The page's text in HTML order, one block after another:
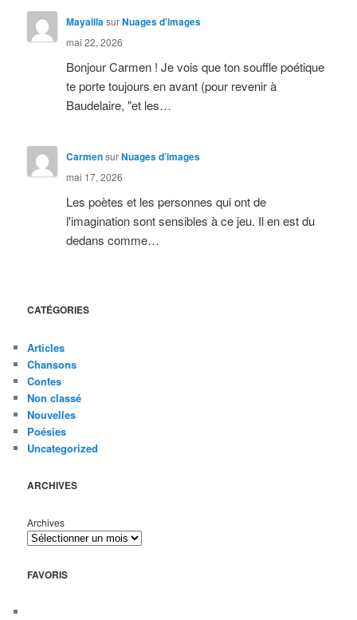
MayalilasurNuages d’images
mai 22, 2026
Bonjour Carmen ! Je vois que ton souffle poétique
te porte toujours en avant (pour revenir à
Baudelaire, "et les…
CarmensurNuages d’images
mai 17, 2026
Les poètes et les personnes qui ont de
l'imagination sont sensibles à ce jeu. Il en est du
dedans comme…
CATÉGORIES
Articles
Chansons
Contes
Non classé
Nouvelles
Poésies
Uncategorized
ARCHIVES
Archives
FAVORIS